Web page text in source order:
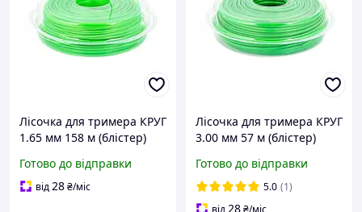
Лісочка для тримера КРУГ
1.65 мм 158 м (блістер)
Готово до відправки
від28₴/міс
Лісочка для тримера КРУГ
3.00 мм 57 м (блістер)
Готово до відправки
5.0 (1)
від28₴/міс